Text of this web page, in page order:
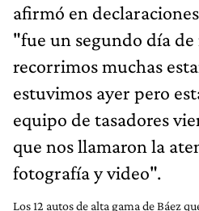
afirmó en
"fue un segundo día
recorrimos muchas
estuvimos ayer pero
equipo de tasadores
que nos llamaron la
fotografía y video".
Los 12 autos de alta gama de Báez